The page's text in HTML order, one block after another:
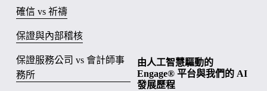
確信 vs 祈禱
保證與內部稽核
保證服務公司 vs 會計師事
務所
由人工智慧驅動的
Engage® 平台與我們的 AI
發展歷程